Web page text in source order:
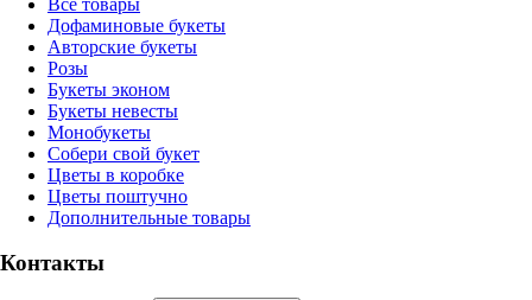
Дофаминовые букеты
Авторские букеты
Розы
Букеты эконом
Букеты невесты
Монобукеты
Собери свой букет
Цветы в коробке
Цветы поштучно
Дополнительные товары
Контакты